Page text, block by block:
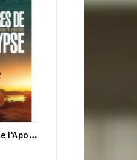
L
es mystères de l'Apocalypse